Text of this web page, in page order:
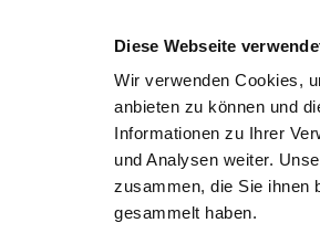
Diese Webseite
Wir verwenden Cookies,
anbieten zu können und
Informationen zu Ihrer
und Analysen weiter.
zusammen, die Sie ihnen
gesammelt haben.
Zur Krankenhaus-Startseite